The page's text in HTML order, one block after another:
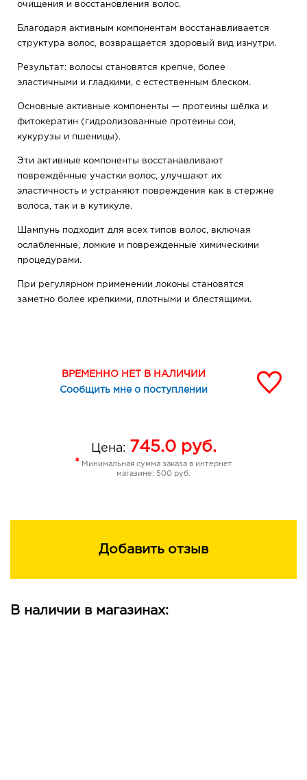
очищения и восстановления волос.
Благодаря активным компонентам восстанавливается
структура волос, возвращается здоровый вид изнутри.
Результат: волосы становятся крепче, более
эластичными и гладкими, с естественным блеском.
Основные активные компоненты — протеины шёлка и
фитокератин (гидролизованные протеины сои,
кукурузы и пшеницы).
Эти активные компоненты восстанавливают
повреждённые участки волос, улучшают их
эластичность и устраняют повреждения как в стержне
волоса, так и в кутикуле.
Шампунь подходит для всех типов волос, включая
ослабленные, ломкие и поврежденные химическими
процедурами.
При регулярном применении локоны становятся
заметно более крепкими, плотными и блестящими.
ВРЕМЕННО НЕТ В НАЛИЧИИ
Сообщить мне о поступлении
Цена: 745.0руб.
* Минимальная сумма заказа в интернет
магазине: 500 руб.
Добавить отзыв
В наличии в магазинах: